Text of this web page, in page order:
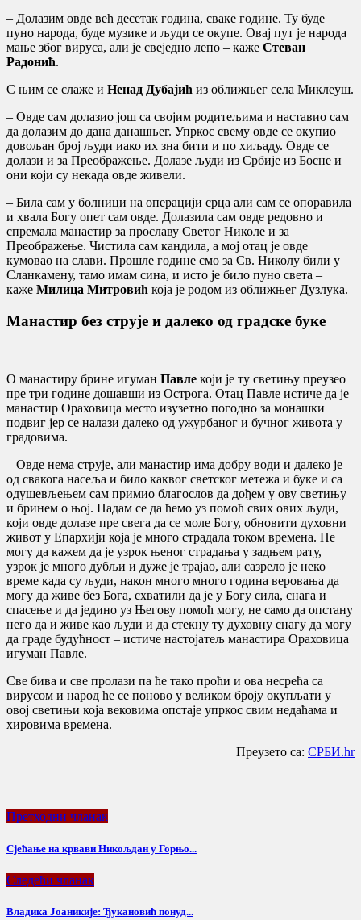
– Долазим овде већ десетак година, сваке године. Ту буде
пуно народа, буде музике и људи се окупе. Овај пут је народа
мање због вируса, али је свеједно лепо – каже Стеван
Радонић.
С њим се слаже и Ненад Дубајић из оближњег села Миклеуш.
– Овде сам долазио још са својим родитељима и наставио сам
да долазим до дана данашњег. Упркос свему овде се окупио
довољан број људи иако их зна бити и по хиљаду. Овде се
долази и за Преображење. Долазе људи из Србије из Босне и
они који су некада овде живели.
– Била сам у болници на операцији срца али сам се опоравила
и хвала Богу опет сам овде. Долазила сам овде редовно и
спремала манастир за прославу Светог Николе и за
Преображење. Чистила сам кандила, а мој отац је овде
кумовао на слави. Прошле године смо за Св. Николу били у
Сланкамену, тамо имам сина, и исто је било пуно света –
каже Милица Митровић која је родом из оближњег Дузлука.
Манастир без струје и далеко од градске буке
О манастиру брине игуман Павле који је ту светињу преузео
пре три године дошавши из Острога. Отац Павле истиче да је
манастир Ораховица место изузетно погодно за монашки
подвиг јер се налази далеко од ужурбаног и бучног живота у
градовима.
– Овде нема струје, али манастир има добру води и далеко је
од свакога насеља и било каквог светског метежа и буке и са
одушевљењем сам примио благослов да дођем у ову светињу
и бринем о њој. Надам се да ћемо уз помоћ свих ових људи,
који овде долазе пре свега да се моле Богу, обновити духовни
живот у Епархији која је много страдала током времена. Не
могу да кажем да је узрок њеног страдања у задњем рату,
узрок је много дубљи и дуже је трајао, али сазрело је неко
време када су људи, након много много година веровања да
могу да живе без Бога, схватили да је у Богу сила, снага и
спасење и да једино уз Његову помоћ могу, не само да опстану
него да и живе као људи и да стекну ту духовну снагу да могу
да граде будућност – истиче настојатељ манастира Ораховица
игуман Павле.
Све бива и све пролази па ће тако проћи и ова несрећа са
вирусом и народ ће се поново у великом броју окупљати у
овој светињи која вековима опстаје упркос свим недаћама и
хировима времена.
Преузето са: СРБИ.hr
Претходни чланак
Сјећање на крвави Никољдан у Горњо...
Следећи чланак
Владика Јоаникије: Ђукановић понуд...